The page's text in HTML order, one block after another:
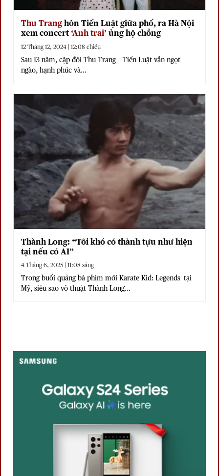
Thu Tranghôn Tiến Luật giữa phố, ra Hà Nội
xem concert ‘Anh trai’ ủng hộ chồng
12 Tháng 12, 2024 | 12:08 chiều
Sau 13 năm, cặp đôi Thu Trang – Tiến Luật vẫn ngọt
ngào, hạnh phúc và...
Thành Long: “Tôi khó có thành tựu như hiện
tại nếu có AI”
4 Tháng 6, 2025 | 11:08 sáng
Trong buổi quảng bá phim mới Karate Kid: Legends tại
Mỹ, siêu sao võ thuật Thành Long...